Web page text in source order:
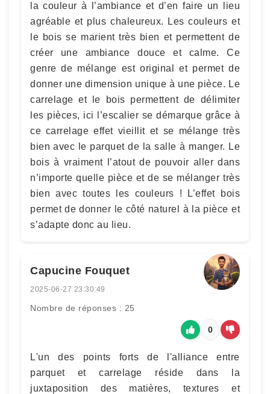
la couleur à l’ambiance et d’en faire un lieu
agréable et plus chaleureux. Les couleurs et
le bois se marient très bien et permettent de
créer une ambiance douce et calme. Ce
genre de mélange est original et permet de
donner une dimension unique à une pièce. Le
carrelage et le bois permettent de délimiter
les pièces, ici l’escalier se démarque grâce à
ce carrelage effet vieillit et se mélange très
bien avec le parquet de la salle à manger. Le
bois à vraiment l’atout de pouvoir aller dans
n’importe quelle pièce et de se mélanger très
bien avec toutes les couleurs ! L’effet bois
permet de donner le côté naturel à la pièce et
s’adapte donc au lieu.
Capucine Fouquet
2025-06-27 23:30:49
Nombre de réponses : 25
0
L'un des points forts de l'alliance entre
parquet et carrelage réside dans la
juxtaposition des matières, textures et